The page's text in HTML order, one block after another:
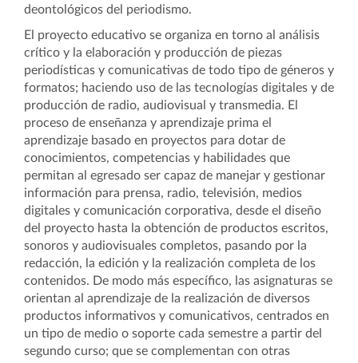
deontológicos del periodismo.
El proyecto educativo se organiza en torno al análisis
crítico y la elaboración y producción de piezas
periodísticas y comunicativas de todo tipo de géneros y
formatos; haciendo uso de las tecnologías digitales y de
producción de radio, audiovisual y transmedia. El
proceso de enseñanza y aprendizaje prima el
aprendizaje basado en proyectos para dotar de
conocimientos, competencias y habilidades que
permitan al egresado ser capaz de manejar y gestionar
información para prensa, radio, televisión, medios
digitales y comunicación corporativa, desde el diseño
del proyecto hasta la obtención de productos escritos,
sonoros y audiovisuales completos, pasando por la
redacción, la edición y la realización completa de los
contenidos. De modo más específico, las asignaturas se
orientan al aprendizaje de la realización de diversos
productos informativos y comunicativos, centrados en
un tipo de medio o soporte cada semestre a partir del
segundo curso; que se complementan con otras